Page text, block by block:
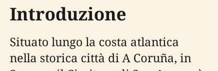
Introduzione
Situato lungo la costa atlantica
nella storica città di A Coruña, in